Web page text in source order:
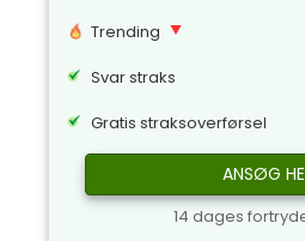
Trending
Svar straks
Gratis straksoverførsel
ANSØG
14 dages